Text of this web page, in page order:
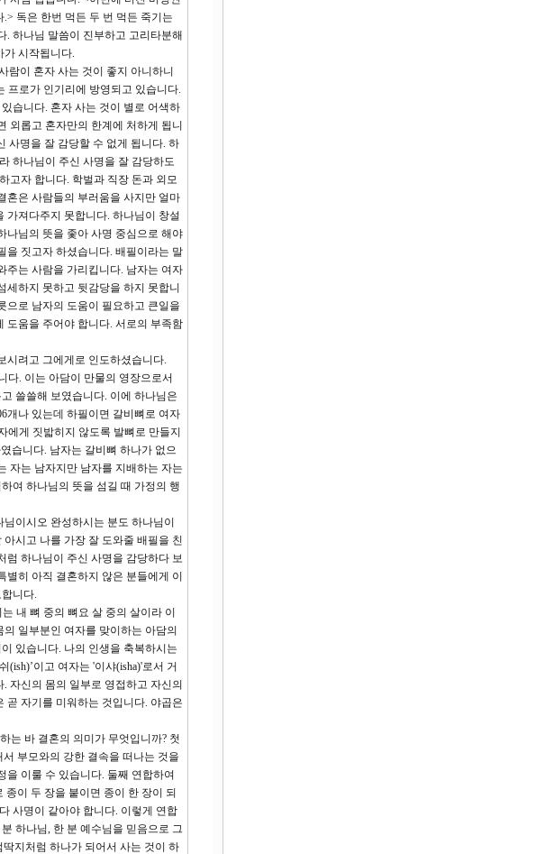
독은 한번 먹든 두 번 먹든 죽기는
하나님 말씀이 진부하고 고리타분해
가 시작됩니다.
람이 혼자 사는 것이 좋지 아니하니
프로가 인기리에 방영되고 있습니다.
습니다. 혼자 사는 것이 별로 어색하
외롭고 혼자만의 한계에 처하게 됩니
사명을 잘 감당할 수 없게 됩니다. 하
하나님이 주신 사명을 잘 감당하도
고자 합니다. 학벌과 직장 돈과 외모
혼은 사람들의 부러움을 사지만 얼마
가져다주지 못합니다. 하나님이 창설
나님의 뜻을 좇아 사명 중심으로 해야
을 짓고자 하셨습니다. 배필이라는 말
주는 사람을 가리킵니다. 남자는 여자
하지 못하고 뒷감당을 하지 못합니
으로 남자의 도움이 필요하고 큰일을
도움을 주어야 합니다. 서로의 부족함
시려고 그에게로 인도하셨습니다.
다. 이는 아담이 만물의 영장으로서
쓸쓸해 보였습니다. 이에 하나님은
개나 있는데 하필이면 갈비뼈로 여자
에게 짓밟히지 않도록 발뼈로 만들지
습니다. 남자는 갈비뼈 하나가 없으
자는 남자지만 남자를 지배하는 자는
여 하나님의 뜻을 섬길 때 가정의 행
이시오 완성하시는 분도 하나님이
시고 나를 가장 잘 도와줄 배필을 친
럼 하나님이 주신 사명을 감당하다 보
히 아직 결혼하지 않은 분들에게 이
니다.
내 뼈 중의 뼈요 살 중의 살이라 이
일부분인 여자를 맞이하는 아담의
있습니다. 나의 인생을 축복하시는
이고 여자는 '이샤(isha)'로서 거
자신의 몸의 일부로 영접하고 자신의
곧 자기를 미워하는 것입니다. 야곱은
는 바 결혼의 의미가 무엇입니까? 첫
부모와의 강한 결속을 떠나는 것을
을 이룰 수 있습니다. 둘째 연합하여
이 두 장을 붙이면 종이 한 장이 되
사명이 같아야 합니다. 이렇게 연합
하나님, 한 분 예수님을 믿음으로 그
지처럼 하나가 되어서 사는 것이 하